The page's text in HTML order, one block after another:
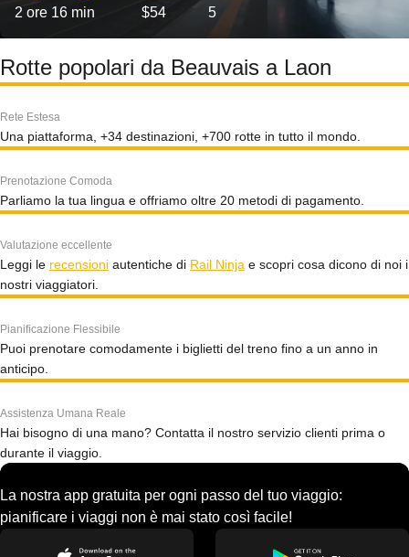
2 ore 16 min $54 5
Rotte popolari da Beauvais a Laon
Rete Estesa
Una piattaforma, +34 destinazioni, +700 rotte in tutto il mondo.
Prenotazione Comoda
Parliamo la tua lingua e offriamo oltre 20 metodi di pagamento.
Valutazione eccellente
Leggi le recensioni autentiche di Rail Ninja e scopri cosa dicono di noi i
nostri viaggiatori.
Pianificazione Flessibile
Puoi prenotare comodamente i biglietti del treno fino a un anno in
anticipo.
Assistenza Umana Reale
Hai bisogno di una mano? Contatta il nostro servizio clienti prima o
durante il viaggio.
La nostra app gratuita per ogni passo del tuo viaggio:
pianificare i viaggi non è mai stato così facile!